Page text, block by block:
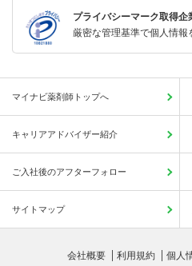
プライバシーマーク取得企
厳密な管理基準で個人情報
マイナビ薬剤師トップへ
キャリアアドバイザー紹介
ご入社後のアフターフォロー
サイトマップ
会社概要 利用規約 個人